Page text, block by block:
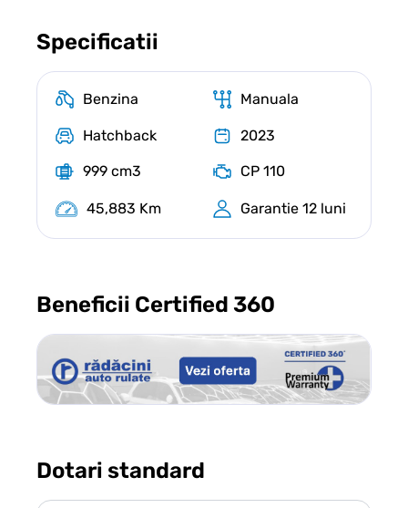
Specificatii
Benzina Manuala
Hatchback 2023
999 cm3 CP 110
45,883 Km Garantie 12 luni
Beneficii Certified 360
Dotari standard